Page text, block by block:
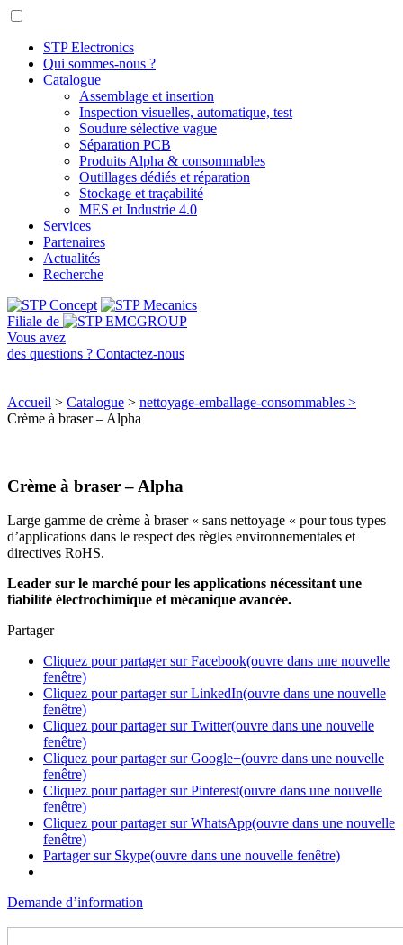
STP Electronics
Qui sommes-nous ?
Catalogue
Assemblage et insertion
Inspection visuelles, automatique, test
Soudure sélective vague
Séparation PCB
Produits Alpha & consommables
Outillages dédiés et réparation
Stockage et traçabilité
MES et Industrie 4.0
Services
Partenaires
Actualités
Recherche
Filiale de
Vous avez
des questions ? Contactez-nous
Accueil > Catalogue > nettoyage-emballage-consommables >
Crème à braser – Alpha
Crème à braser – Alpha
Large gamme de crème à braser « sans nettoyage « pour tous types
d’applications dans le respect des règles environnementales et
directives RoHS.
Leader sur le marché pour les applications nécessitant une
fiabilité électrochimique et mécanique avancée.
Partager
Cliquez pour partager sur Facebook(ouvre dans une nouvelle
fenêtre)
Cliquez pour partager sur LinkedIn(ouvre dans une nouvelle
fenêtre)
Cliquez pour partager sur Twitter(ouvre dans une nouvelle
fenêtre)
Cliquez pour partager sur Google+(ouvre dans une nouvelle
fenêtre)
Cliquez pour partager sur Pinterest(ouvre dans une nouvelle
fenêtre)
Cliquez pour partager sur WhatsApp(ouvre dans une nouvelle
fenêtre)
Partager sur Skype(ouvre dans une nouvelle fenêtre)
Demande d’information